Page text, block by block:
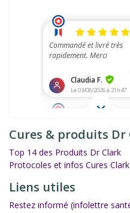
Cures & produits Dr
Top 14 des Produits Dr Clark
Protocoles et infos Cures Clark
Liens utiles
Restez informé (infolettre